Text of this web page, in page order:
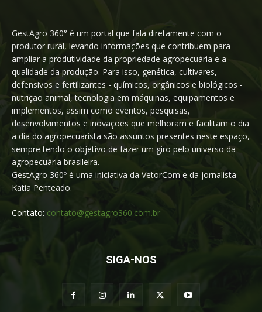
GestAgro 360° é um portal que fala diretamente com o
produtor rural, levando informações que contribuem para
ampliar a produtividade da propriedade agropecuária e a
qualidade da produção. Para isso, genética, cultivares,
defensivos e fertilizantes - químicos, orgânicos e biológicos -
nutrição animal, tecnologia em máquinas, equipamentos e
implementos, assim como eventos, pesquisas,
desenvolvimentos e inovações que melhoram e facilitam o dia
a dia do agropecuarista são assuntos presentes neste espaço,
sempre tendo o objetivo de fazer um giro pelo universo da
agropecuária brasileira.
GestAgro 360º é uma iniciativa da VetorCom e da jornalista
Katia Penteado.
Contato: contato@gestagro360.com.br
SIGA-NOS